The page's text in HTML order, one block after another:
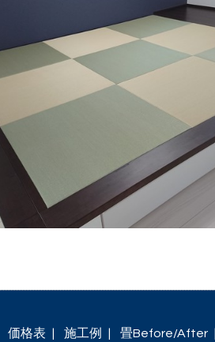
価格表 施工例 畳Before/After